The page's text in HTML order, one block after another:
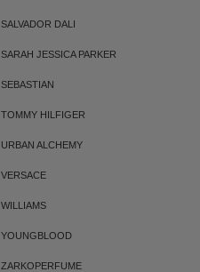
SALVADOR DALI
SARAH JESSICA PARKER
SEBASTIAN
TOMMY HILFIGER
URBAN ALCHEMY
VERSACE
WILLIAMS
YOUNGBLOOD
ZARKOPERFUME